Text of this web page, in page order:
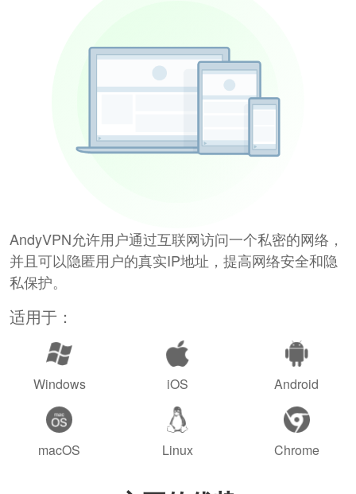
AndyVPN允许用户通过互联网访问一个私密的网络，
并且可以隐匿用户的真实IP地址，提高网络安全和隐
私保护。
适用于：
Windows iOS Android
macOS Linux Chrome